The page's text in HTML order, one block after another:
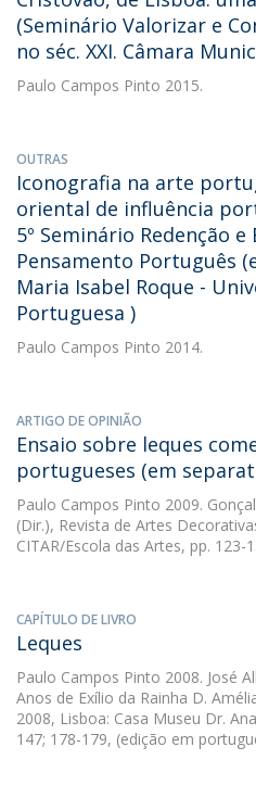
(Seminário Valorizar e
no séc. XXI. Câmara
Paulo Campos Pinto 2015.
OUTRAS
Iconografia na arte
oriental de influência
5º Seminário Redenção
Pensamento Português
Maria Isabel Roque -
Portuguesa )
Paulo Campos Pinto 2014.
ARTIGO DE OPINIÃO
Ensaio sobre leques
portugueses (em
Paulo Campos Pinto 2009.
(Dir.), Revista de Artes
CITAR/Escola das Artes, pp. 123-
CAPÍTULO DE LIVRO
Leques
Paulo Campos Pinto 2008. José
Anos de Exílio da Rainha D.
2008, Lisboa: Casa Museu Dr.
147; 178-179, (edição em